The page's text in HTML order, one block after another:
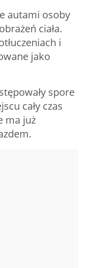
autami osoby
ciała.
i
jako
spore
cały czas
ma już